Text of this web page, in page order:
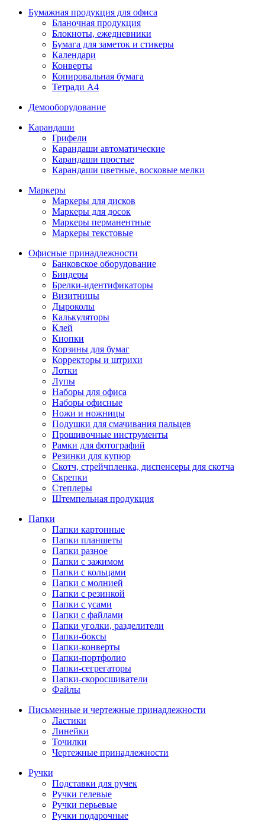
Бумажная продукция для офиса
Бланочная продукция
Блокноты, ежедневники
Бумага для заметок и стикеры
Календари
Конверты
Копировальная бумага
Тетради А4
Демооборудование
Карандаши
Грифели
Карандаши автоматические
Карандаши простые
Карандаши цветные, восковые мелки
Маркеры
Маркеры для дисков
Маркеры для досок
Маркеры перманентные
Маркеры текстовые
Офисные принадлежности
Банковское оборудование
Биндеры
Брелки-идентификаторы
Визитницы
Дыроколы
Калькуляторы
Клей
Кнопки
Корзины для бумаг
Корректоры и штрихи
Лотки
Лупы
Наборы для офиса
Наборы офисные
Ножи и ножницы
Подушки для смачивания пальцев
Прошивочные инструменты
Рамки для фотографий
Резинки для купюр
Скотч, стрейчпленка, диспенсеры для скотча
Скрепки
Степлеры
Штемпельная продукция
Папки
Папки картонные
Папки планшеты
Папки разное
Папки с зажимом
Папки с кольцами
Папки с молнией
Папки с резинкой
Папки с усами
Папки с файлами
Папки уголки, разделители
Папки-боксы
Папки-конверты
Папки-портфолио
Папки-сегрегаторы
Папки-скоросшиватели
Файлы
Письменные и чертежные принадлежности
Ластики
Линейки
Точилки
Чертежные принадлежности
Ручки
Подставки для ручек
Ручки гелевые
Ручки перьевые
Ручки подарочные